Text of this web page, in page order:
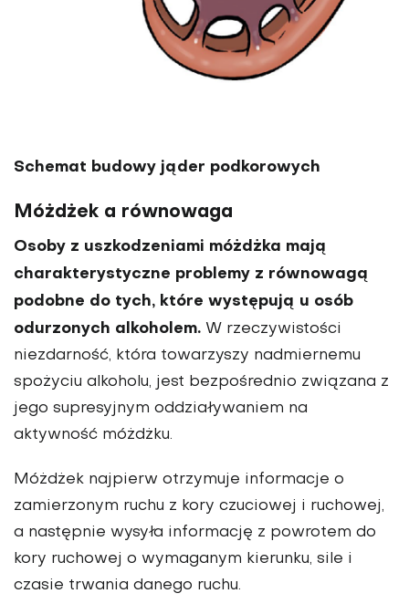
Schemat budowy jąder podkorowych
Móżdżek a równowaga
Osoby z uszkodzeniami móżdżka mają
charakterystyczne problemy z równowagą
podobne do tych, które występują u osób
odurzonych alkoholem. W rzeczywistości
niezdarność, która towarzyszy nadmiernemu
spożyciu alkoholu, jest bezpośrednio związana z
jego supresyjnym oddziaływaniem na
aktywność móżdżku.
Móżdżek najpierw otrzymuje informacje o
zamierzonym ruchu z kory czuciowej i ruchowej,
a następnie wysyła informację z powrotem do
kory ruchowej o wymaganym kierunku, sile i
czasie trwania danego ruchu.